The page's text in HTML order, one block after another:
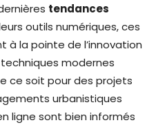
tendances
outils numériques, ces
à la pointe de l’innovation
modernes
ce soit pour des projets
urbanistiques
ligne sont bien informés